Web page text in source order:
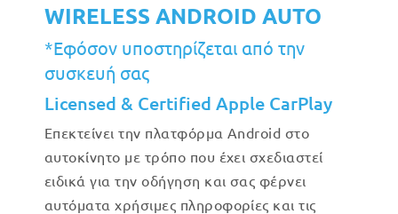
WIRELESS ANDROID AUTO
*Εφόσον υποστηρίζεται από την
συσκευή σας
Licensed & Certified Apple CarPlay
Επεκτείνει την πλατφόρμα Android στο
αυτοκίνητο με τρόπο που έχει σχεδιαστεί
ειδικά για την οδήγηση και σας φέρνει
αυτόματα χρήσιμες πληροφορίες και τις